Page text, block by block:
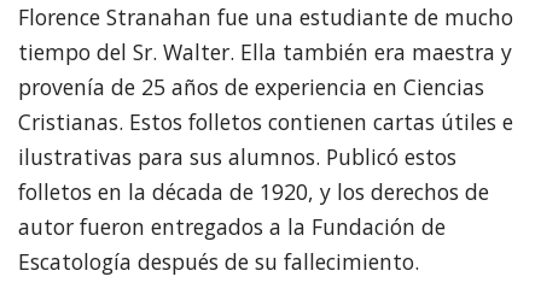
Florence Stranahan fue una estudiante de mucho
tiempo del Sr. Walter. Ella también era maestra y
provenía de 25 años de experiencia en Ciencias
Cristianas. Estos folletos contienen cartas útiles e
ilustrativas para sus alumnos. Publicó estos
folletos en la década de 1920, y los derechos de
autor fueron entregados a la Fundación de
Escatología después de su fallecimiento.